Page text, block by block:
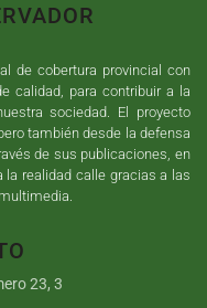
de cobertura provincial con
calidad, para contribuir a la
sociedad. El proyecto
también desde la defensa
de sus publicaciones, en
la realidad calle gracias a las
23, 3